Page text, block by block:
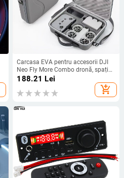
Carcasa EVA pentru accesorii DJI
Neo Fly More Combo dronă, spațiu
de depozitare portabil, rezistentă la
șocuri și căderi, construcție prin
presare termică + cusătură, model
188.21 Lei
add_shopping_cart